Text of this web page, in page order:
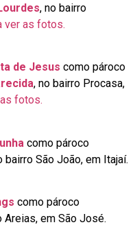
, no bairro
ver as fotos.
de Jesus como pároco
, no bairro Procasa,
fotos.
como pároco
bairro São João, em Itajaí.
como pároco
Areias, em São José.